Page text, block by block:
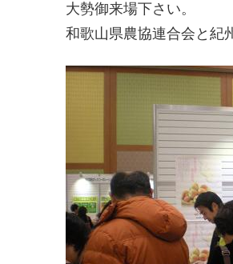
大勢御来場下さい。
和歌山県農協連合会と紀